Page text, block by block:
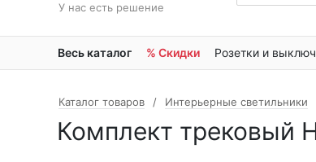
У нас есть решение
Весь каталог % Скидки Розетки и
Каталог товаров Интерьерные светильники
Комплект трековый